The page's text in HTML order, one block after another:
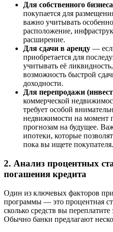
Для собственного бизнеса
покупается для
важно учитывать
расположение,
расширение.
Для сдачи в аренду —
приобретается для
учитывать её
возможность быстрой
доходности.
Для перепродажи
коммерческой
требует особой
недвижимости на момент
прогнозам на будущее.
ипотеки, которые
пока вы ищете покупателя.
2. Анализ процентных
погашения кредита
Один из ключевых факторов
программы — это процентная
сколько средств вы
Обычно банки предлагают